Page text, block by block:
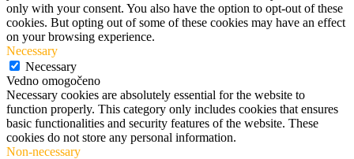
only with your consent. You also have the option to opt-out of these
cookies. But opting out of some of these cookies may have an effect
on your browsing experience.
Necessary
Necessary
Vedno omogočeno
Necessary cookies are absolutely essential for the website to
function properly. This category only includes cookies that ensures
basic functionalities and security features of the website. These
cookies do not store any personal information.
Non-necessary